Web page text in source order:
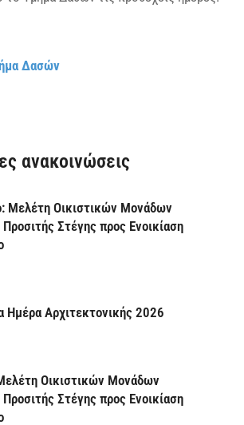
Δασών
ανακοινώσεις
Μελέτη Οικιστικών Μονάδων
Προσιτής Στέγης προς Ενοικίαση
Ημέρα Αρχιτεκτονικής 2026
Οικιστικών Μονάδων
Προσιτής Στέγης προς Ενοικίαση